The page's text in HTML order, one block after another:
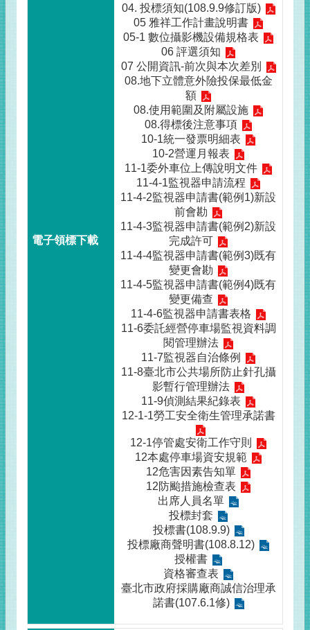
04. 投標須知(108.9.9修訂版)
05 雅祥工作計畫說明書
05-1 數位攝影機設備規格表
06 評選須知
07 公開資訊-前次與本次差別
08.地下立體意外險投保最低金
額
08.使用範圍及附屬設施
08.得標後注意事項
10-1統一發票明細表
10-2營運月報表
11-1委外車位上傳說明文件
11-4-1監視器申請流程
11-4-2監視器申請書(範例1)新設
前會勘
11-4-3監視器申請書(範例2)新設
完成許可
11-4-4監視器申請書(範例3)既有
變更會勘
11-4-5監視器申請書(範例4)既有
變更備查
11-4-6監視器申請書表格
11-6委託經營停車場監視資料調
閱管理辦法
11-7監視器自治條例
11-8臺北市公共場所防止針孔攝
影暫行管理辦法
11-9偵測結果紀錄表
12-1-1勞工安全衛生管理承諾書
12-1停管處安衛工作守則
12本處停車場資安規範
12危害因素告知單
12防颱措施檢查表
出席人員名單
投標封套
投標書(108.9.9)
投標廠商聲明書(108.8.12)
授權書
資格審查表
臺北市政府採購廠商誠信治理承
諾書(107.6.1修)